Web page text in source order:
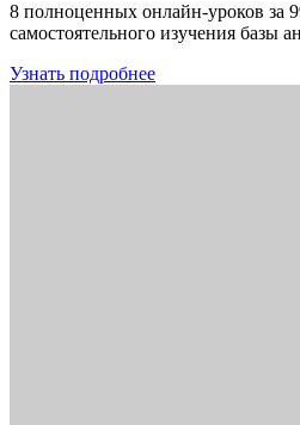
8 полноценных онлайн-уроков за
самостоятельного изучения базы
Узнать подробнее